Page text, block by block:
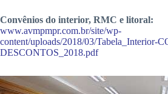
Convênios do interior, RMC e litoral:
www.avmpmpr.com.br/site/wp-
content/uploads/2018/03/Tabela_Interior-
DESCONTOS_2018.pdf